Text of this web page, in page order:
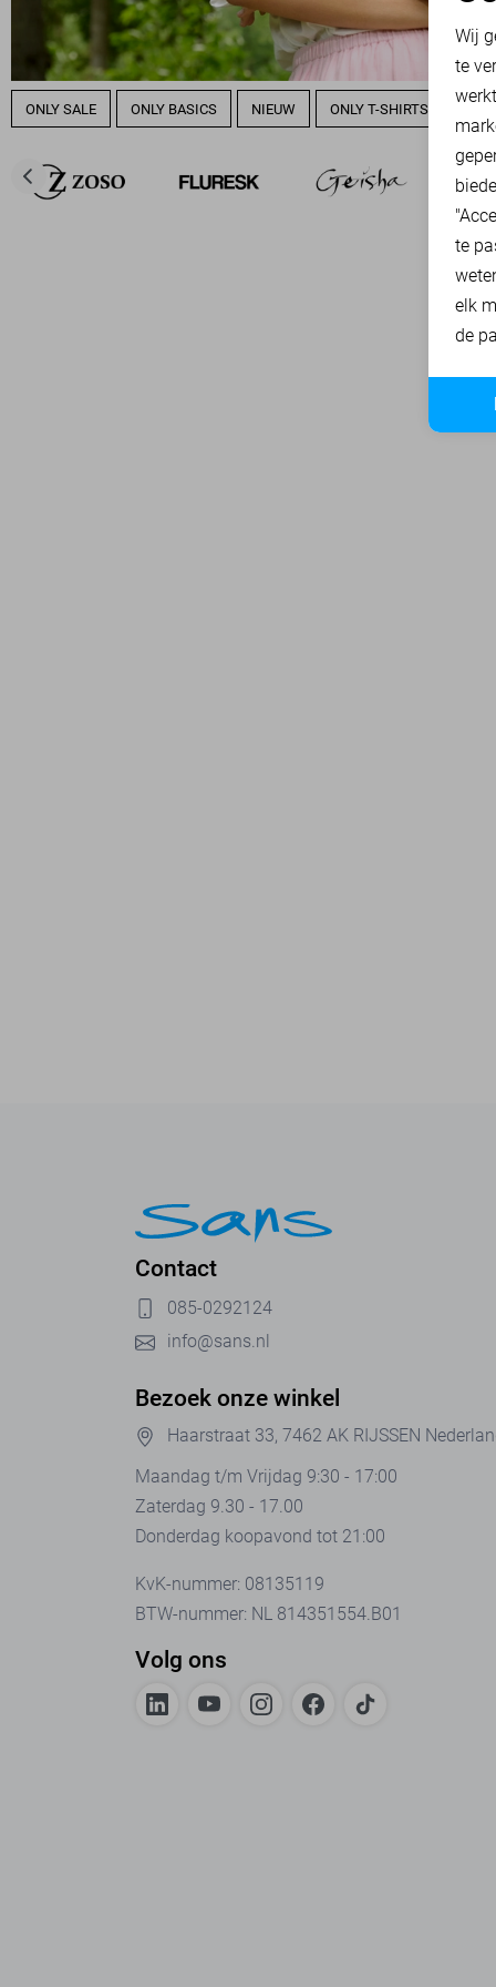
ONLY SALE ONLY BASICS NIEUW ONLY T-SHIRTS
Contact
085-0292124
info@sans.nl
Bezoek onze winkel
Haarstraat 33, 7462 AK RIJSSEN
Maandag t/m Vrijdag 9:30 - 17:00
Zaterdag 9.30 - 17.00
Donderdag koopavond tot 21:00
KvK-nummer: 08135119
BTW-nummer: NL 814351554.B01
Volg ons
Wij
te
te
elk
de